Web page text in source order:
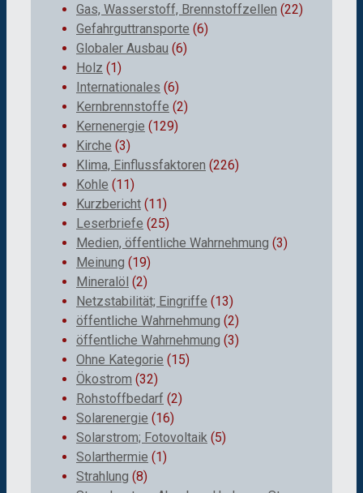
Gas, Wasserstoff, Brennstoffzellen (22)
Gefahrguttransporte (6)
Globaler Ausbau (6)
Holz (1)
Internationales (6)
Kernbrennstoffe (2)
Kernenergie (129)
Kirche (3)
Klima, Einflussfaktoren (226)
Kohle (11)
Kurzbericht (11)
Leserbriefe (25)
Medien, öffentliche Wahrnehmung (3)
Meinung (19)
Mineralöl (2)
Netzstabilität; Eingriffe (13)
öffentliche Wahrnehmung (2)
öffentliche Wahrnehmung (3)
Ohne Kategorie (15)
Ökostrom (32)
Rohstoffbedarf (2)
Solarenergie (16)
Solarstrom; Fotovoltaik (5)
Solarthermie (1)
Strahlung (8)